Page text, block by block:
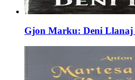
Gjon Marku: Deni